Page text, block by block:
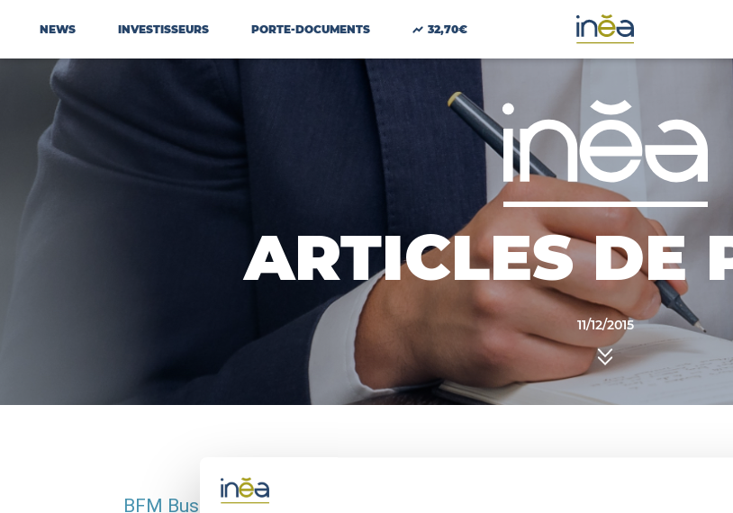
NEWS INVESTISSEURS PORTE-DOCUMENTS 32,70€
ARTICLES DE
11/12/2015
BFM Business - 10 décembre 2015